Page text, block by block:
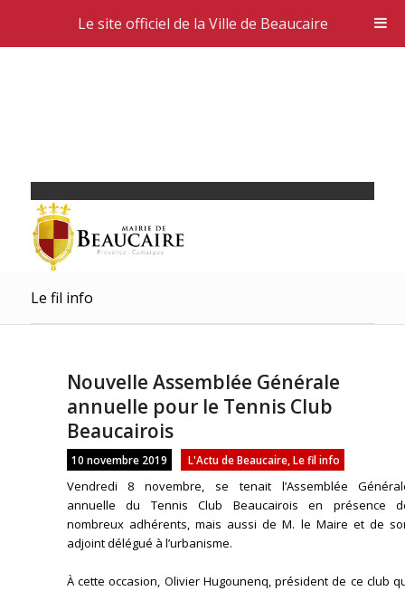
Le fil info
Nouvelle Assemblée Générale
annuelle pour le Tennis Club
Beaucairois
10 novembre 2019 L'Actu de Beaucaire, Le fil info
Vendredi 8 novembre, se tenait l’Assemblée
annuelle du Tennis Club Beaucairois en présence
nombreux adhérents, mais aussi de M. le Maire et de
adjoint délégué à l’urbanisme.
À cette occasion, Olivier Hugounenq, président de ce club
Le site officiel de la Ville de Beaucaire